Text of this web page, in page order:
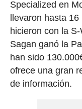
Specialized en
llevaron hasta
hicieron con la
Sagan ganó la
han sido
ofrece una gran
de información.